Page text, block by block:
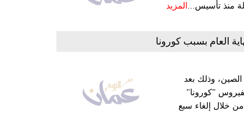
منذ تأسيس...
المزيد
العام بسبب كورونا
وذلك بعد
"كورونا"
خلال إلغاء سبع